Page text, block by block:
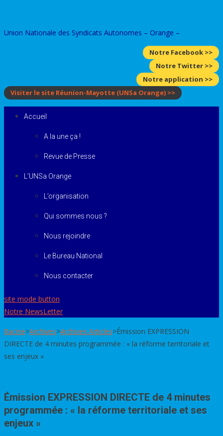
content
Union Nationale des Syndicats Autonomes – Orange –
Notre Facebook >>
Notre Twitter >>
Notre application >>
Visiter le site Réunion-Mayotte (UNSa Orange) >>
Accueil
A la une ça !
Revue de Presse
L’UNSa Orange
L’organisation
Qui sommes nous ?
Nous rejoindre
Le Bureau National
Nous contacter
site mode button
Notre NewsLetter
Racine>Archives>Archives Articles>Émission EXPRESSION
DIRECTE de 4 minutes programmée : « la réforme territoriale et
ses enjeux »
Émission EXPRESSION DIRECTE de 4 minutes
programmée : « la réforme territoriale et ses
enjeux »